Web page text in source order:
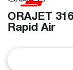
ORAJET
Rapid Air